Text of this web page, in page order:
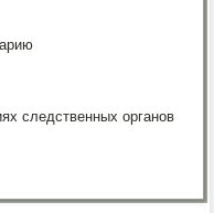
следственных органов